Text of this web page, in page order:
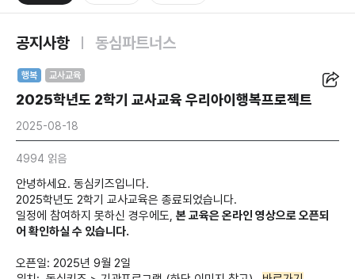
공지사항 동심파트너스
행복 교사교육
2025학년도 2학기 교사교육 우리아이행복프로젝트
2025-08-18
4994 읽음
안녕하세요. 동심키즈입니다.
2025학년도 2학기 교사교육은 종료되었습니다.
일정에 참여하지 못하신 경우에도, 본 교육은 온라인 영상으로 오픈되
어 확인하실 수 있습니다.
오픈일: 2025년 9월 2일